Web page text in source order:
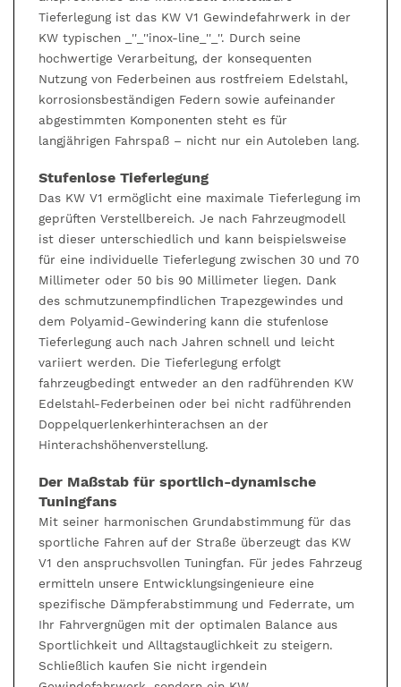
Tieferlegung ist das KW V1 Gewindefahrwerk in der
KW typischen _''_''inox-line_''_''. Durch seine
hochwertige Verarbeitung, der konsequenten
Nutzung von Federbeinen aus rostfreiem Edelstahl,
korrosionsbeständigen Federn sowie aufeinander
abgestimmten Komponenten steht es für
langjährigen Fahrspaß – nicht nur ein Autoleben lang.
Stufenlose Tieferlegung
Das KW V1 ermöglicht eine maximale Tieferlegung im
geprüften Verstellbereich. Je nach Fahrzeugmodell
ist dieser unterschiedlich und kann beispielsweise
für eine individuelle Tieferlegung zwischen 30 und 70
Millimeter oder 50 bis 90 Millimeter liegen. Dank
des schmutzunempfindlichen Trapezgewindes und
dem Polyamid-Gewindering kann die stufenlose
Tieferlegung auch nach Jahren schnell und leicht
variiert werden. Die Tieferlegung erfolgt
fahrzeugbedingt entweder an den radführenden KW
Edelstahl-Federbeinen oder bei nicht radführenden
Doppelquerlenkerhinterachsen an der
Hinterachshöhenverstellung.
Der Maßstab für sportlich-dynamische
Tuningfans
Mit seiner harmonischen Grundabstimmung für das
sportliche Fahren auf der Straße überzeugt das KW
V1 den anspruchsvollen Tuningfan. Für jedes Fahrzeug
ermitteln unsere Entwicklungsingenieure eine
spezifische Dämpferabstimmung und Federrate, um
Ihr Fahrvergnügen mit der optimalen Balance aus
Sportlichkeit und Alltagstauglichkeit zu steigern.
Schließlich kaufen Sie nicht irgendein